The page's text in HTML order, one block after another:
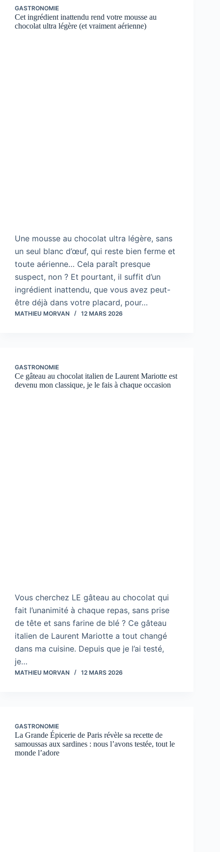
GASTRONOMIE
Cet ingrédient inattendu rend votre mousse au
chocolat ultra légère (et vraiment aérienne)
Une mousse au chocolat ultra légère, sans
un seul blanc d’œuf, qui reste bien ferme et
toute aérienne… Cela paraît presque
suspect, non ? Et pourtant, il suffit d’un
ingrédient inattendu, que vous avez peut-
être déjà dans votre placard, pour…
MATHIEU MORVAN 12 MARS 2026
GASTRONOMIE
Ce gâteau au chocolat italien de Laurent Mariotte est
devenu mon classique, je le fais à chaque occasion
Vous cherchez LE gâteau au chocolat qui
fait l’unanimité à chaque repas, sans prise
de tête et sans farine de blé ? Ce gâteau
italien de Laurent Mariotte a tout changé
dans ma cuisine. Depuis que je l’ai testé,
je…
MATHIEU MORVAN 12 MARS 2026
GASTRONOMIE
La Grande Épicerie de Paris révèle sa recette de
samoussas aux sardines : nous l’avons testée, tout le
monde l’adore